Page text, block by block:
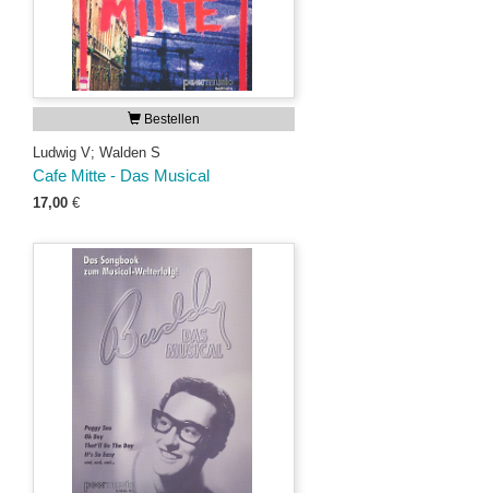
Bestellen
Ludwig V; Walden S
Cafe Mitte - Das Musical
17,00 €